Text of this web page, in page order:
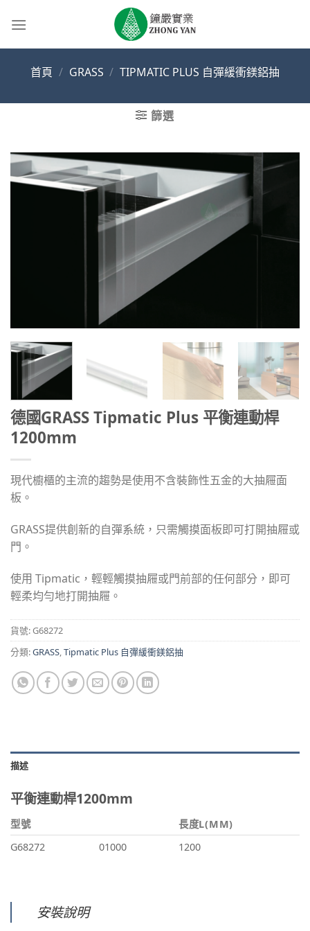
首頁 / GRASS / TIPMATIC PLUS 自彈緩衝鎂鋁抽
篩選
德國GRASS Tipmatic Plus 平衡連動桿
1200mm
現代櫥櫃的主流的趨勢是使用不含裝飾性五金的大抽屜面
板。
GRASS提供創新的自彈系統，只需觸摸面板即可打開抽屜或
門。
使用 Tipmatic，輕輕觸摸抽屜或門前部的任何部分，即可
輕柔均勻地打開抽屜。
貨號:G68272
分類:GRASS,Tipmatic Plus 自彈緩衝鎂鋁抽
描述
平衡連動桿1200mm
型號
長度L(MM)
G68272
01000 1200
安裝說明